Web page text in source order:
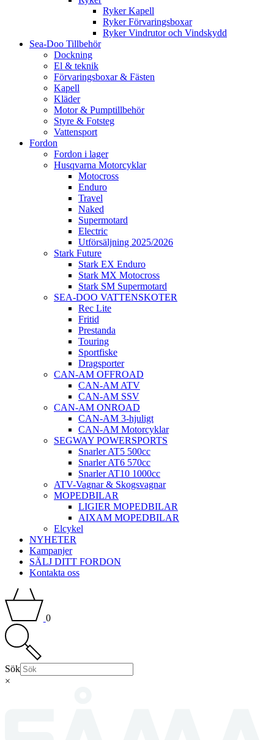
Ryker Kapell
Ryker Förvaringsboxar
Ryker Vindrutor och Vindskydd
Sea-Doo Tillbehör
Dockning
El & teknik
Förvaringsboxar & Fästen
Kapell
Kläder
Motor & Pumptillbehör
Styre & Fotsteg
Vattensport
Fordon
Fordon i lager
Husqvarna Motorcyklar
Motocross
Enduro
Travel
Naked
Supermotard
Electric
Utförsäljning 2025/2026
Stark Future
Stark EX Enduro
Stark MX Motocross
Stark SM Supermotard
SEA-DOO VATTENSKOTER
Rec Lite
Fritid
Prestanda
Touring
Sportfiske
Dragsporter
CAN-AM OFFROAD
CAN-AM ATV
CAN-AM SSV
CAN-AM ONROAD
CAN-AM 3-hjuligt
CAN-AM Motorcyklar
SEGWAY POWERSPORTS
Snarler AT5 500cc
Snarler AT6 570cc
Snarler AT10 1000cc
ATV-Vagnar & Skogsvagnar
MOPEDBILAR
LIGIER MOPEDBILAR
AIXAM MOPEDBILAR
Elcykel
NYHETER
Kampanjer
SÄLJ DITT FORDON
Kontakta oss
0
Sök
×